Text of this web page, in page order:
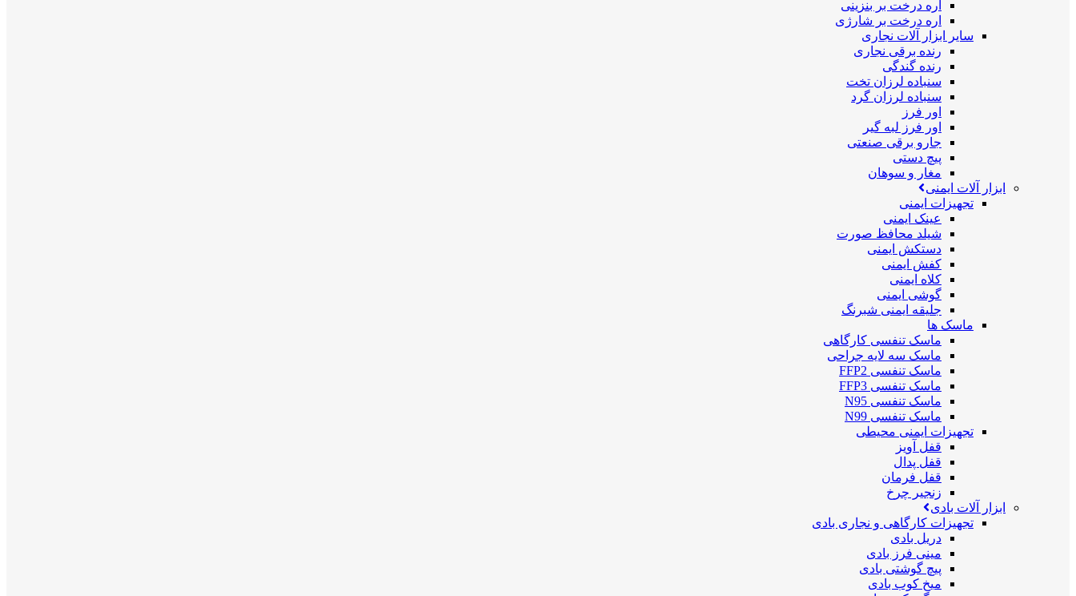
اره درخت بر بنزینی
اره درخت بر شارژی
سایر ابزار آلات نجاری
رنده برقی نجاری
رنده گندگی
سنباده لرزان تخت
سنباده لرزان گرد
اور فرز
اور فرز لبه گیر
جارو برقی صنعتی
پیچ دستی
مغار و سوهان
ابزار آلات ایمنی
تجهیزات ایمنی
عینک ایمنی
شیلد محافظ صورت
دستکش ایمنی
کفش ایمنی
کلاه ایمنی
گوشی ایمنی
جلیقه ایمنی شبرنگ
ماسک ها
ماسک تنفسی کارگاهی
ماسک سه لایه جراحی
ماسک تنفسی FFP2
ماسک تنفسی FFP3
ماسک تنفسی N95
ماسک تنفسی N99
تجهیزات ایمنی محیطی
قفل آویز
قفل پدال
قفل فرمان
زنجیر چرخ
ابزار آلات بادی
تجهیزات کارگاهی و نجاری بادی
دریل بادی
مینی فرز بادی
پیچ گوشتی بادی
میخ کوب بادی